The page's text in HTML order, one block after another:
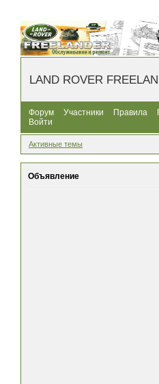
LAND ROVER
Форум Участники Правила
Войти
Активные темы
Объявление